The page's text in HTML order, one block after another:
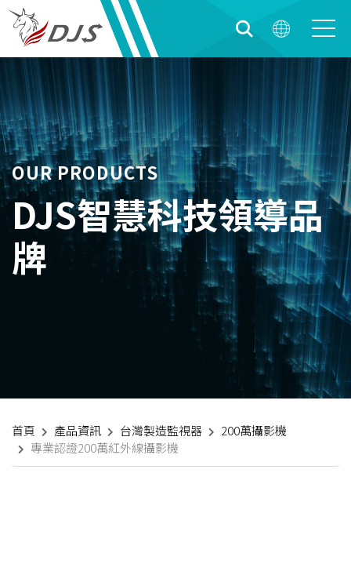
OUR PRODUCTS
DJS智慧科技領導品
牌
首頁 產品資訊 台灣製造監視器
200萬攝影機
專業認證200萬紅外線攝影機